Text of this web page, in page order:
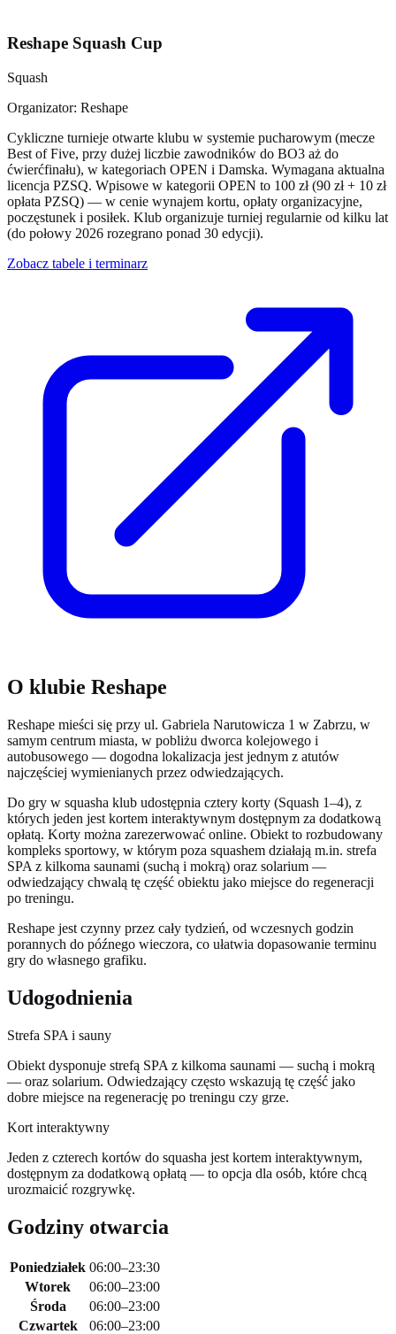
Reshape Squash Cup
Squash
Organizator: Reshape
Cykliczne turnieje otwarte klubu w systemie pucharowym (mecze
Best of Five, przy dużej liczbie zawodników do BO3 aż do
ćwierćfinału), w kategoriach OPEN i Damska. Wymagana aktualna
licencja PZSQ. Wpisowe w kategorii OPEN to 100 zł (90 zł + 10 zł
opłata PZSQ) — w cenie wynajem kortu, opłaty organizacyjne,
poczęstunek i posiłek. Klub organizuje turniej regularnie od kilku lat
(do połowy 2026 rozegrano ponad 30 edycji).
Zobacz tabele i terminarz
O klubie Reshape
Reshape mieści się przy ul. Gabriela Narutowicza 1 w Zabrzu, w
samym centrum miasta, w pobliżu dworca kolejowego i
autobusowego — dogodna lokalizacja jest jednym z atutów
najczęściej wymienianych przez odwiedzających.
Do gry w squasha klub udostępnia cztery korty (Squash 1–4), z
których jeden jest kortem interaktywnym dostępnym za dodatkową
opłatą. Korty można zarezerwować online. Obiekt to rozbudowany
kompleks sportowy, w którym poza squashem działają m.in. strefa
SPA z kilkoma saunami (suchą i mokrą) oraz solarium —
odwiedzający chwalą tę część obiektu jako miejsce do regeneracji
po treningu.
Reshape jest czynny przez cały tydzień, od wczesnych godzin
porannych do późnego wieczora, co ułatwia dopasowanie terminu
gry do własnego grafiku.
Udogodnienia
Strefa SPA i sauny
Obiekt dysponuje strefą SPA z kilkoma saunami — suchą i mokrą
— oraz solarium. Odwiedzający często wskazują tę część jako
dobre miejsce na regenerację po treningu czy grze.
Kort interaktywny
Jeden z czterech kortów do squasha jest kortem interaktywnym,
dostępnym za dodatkową opłatą — to opcja dla osób, które chcą
urozmaicić rozgrywkę.
Godziny otwarcia
Poniedziałek 06:00–23:30
Wtorek
06:00–23:00
Środa
06:00–23:00
Czwartek
06:00–23:00